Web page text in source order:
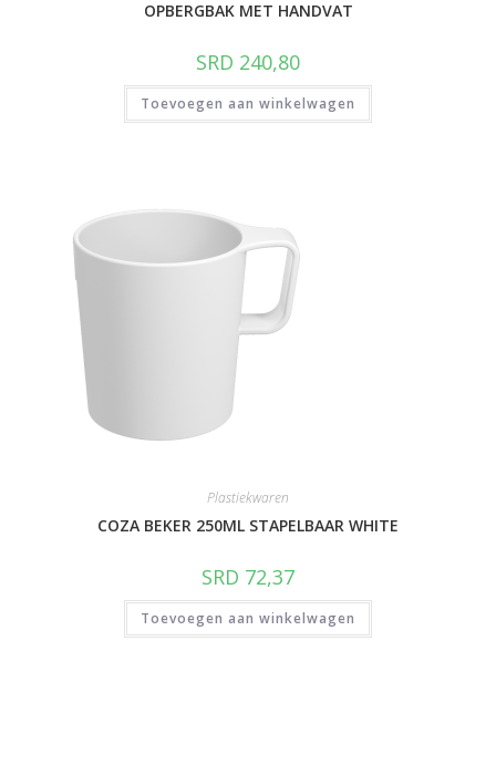
OPBERGBAK MET HANDVAT
SRD 240,80
Toevoegen aan winkelwagen
Plastiekwaren
COZA BEKER 250ML STAPELBAAR WHITE
SRD 72,37
Toevoegen aan winkelwagen